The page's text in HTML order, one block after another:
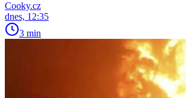
Cooky.cz
dnes, 12:35
3 min